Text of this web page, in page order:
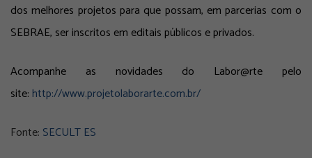
dos melhores projetos para que possam, em parcerias com o
SEBRAE, ser inscritos em editais públicos e privados.
Acompanhe as novidades do Labor@rte pelo
site: http://www.projetolaborarte.com.br/
Fonte: SECULT ES